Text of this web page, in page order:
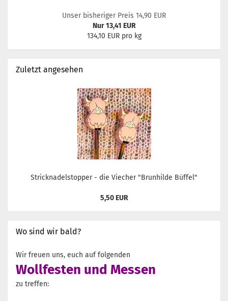
Unser bisheriger Preis 14,90 EUR
Nur 13,41 EUR
134,10 EUR pro kg
Zuletzt angesehen
Stricknadelstopper - die Viecher "Brunhilde Büffel"
5,50 EUR
Wo sind wir bald?
Wir freuen uns, euch auf folgenden
Wollfesten und Messen
zu treffen: